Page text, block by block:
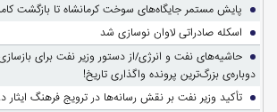
پایش مستمر جایگاه‌های سوخت کرمانشاه تا بازگشت
اسکله صادراتی لاوان نوسازی شد
حاشیه‌های نفت و انرژی/از دستور وزیر نفت برای بازسازی
دوباره‌ی بزرگ‌ترین پرونده واگذاری تاریخ!
تأکید وزیر نفت بر نقش رسانه‌ها در ترویج فرهنگ